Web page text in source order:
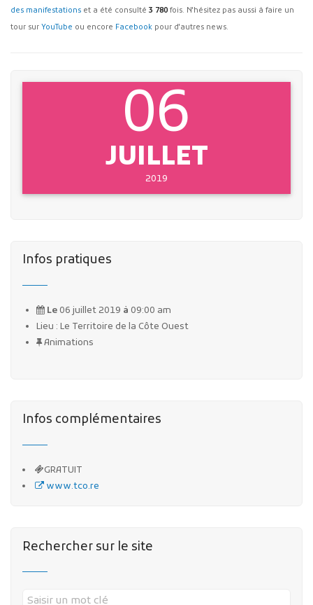
des manifestations et a été consulté 3 780 fois. N'hésitez pas aussi à faire un
tour sur YouTube ou encore Facebook pour d'autres news.
06
JUILLET
2019
Infos pratiques
Le06 juillet 2019 à 09:00 am
Lieu : Le Territoire de la Côte Ouest
Animations
Infos complémentaires
GRATUIT
www.tco.re
Rechercher sur le site